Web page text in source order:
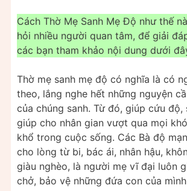
Cách Thờ Mẹ Sanh Mẹ Độ như thế
hỏi nhiều người quan tâm, để giải
các bạn tham khảo nội dung dưới
Thờ mẹ sanh mẹ độ có nghĩa là có
theo, lắng nghe hết những nguyện
của chúng sanh. Từ đó, giúp cứu độ,
giúp cho nhân gian vượt qua mọi
khổ trong cuộc sống. Các Bà độ
cho lòng từ bi, bác ái, nhân hậu,
giàu nghèo, là người mẹ vĩ đại luôn
chở, bảo vệ những đứa con của